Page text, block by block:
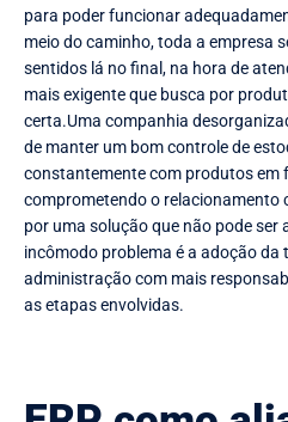
para poder funcionar
meio do caminho, toda a empresa
sentidos lá no final, na hora de
mais exigente que busca por
certa.Uma companhia
de manter um bom controle de
constantemente com produtos em
comprometendo o relacionamento
por uma solução que não pode ser
incômodo problema é a adoção da
administração com mais
as etapas envolvidas.